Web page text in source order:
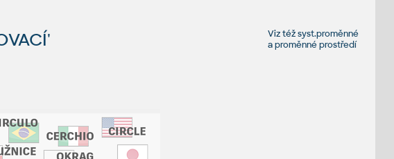
Viz téžsyst.proměnné
aproměnné prostředí